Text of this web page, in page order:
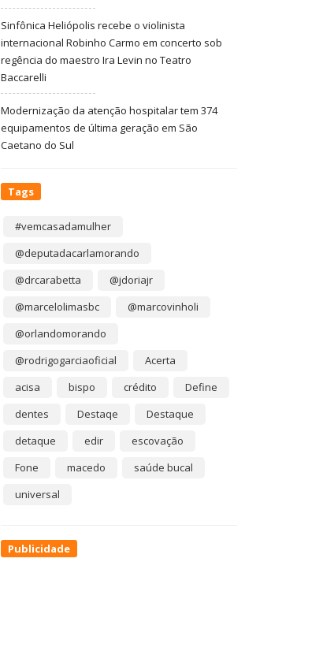
Sinfônica Heliópolis recebe o violinista
internacional Robinho Carmo em concerto sob
regência do maestro Ira Levin no Teatro
Baccarelli
Modernização da atenção hospitalar tem 374
equipamentos de última geração em São
Caetano do Sul
Tags
#vemcasadamulher
@deputadacarlamorando
@drcarabetta
@jdoriajr
@marcelolimasbc
@marcovinholi
@orlandomorando
@rodrigogarciaoficial
Acerta
acisa
bispo crédito
Define
dentes
Destaqe
Destaque
detaque
edir
escovação
Fone
macedo
saúde bucal
universal
Publicidade